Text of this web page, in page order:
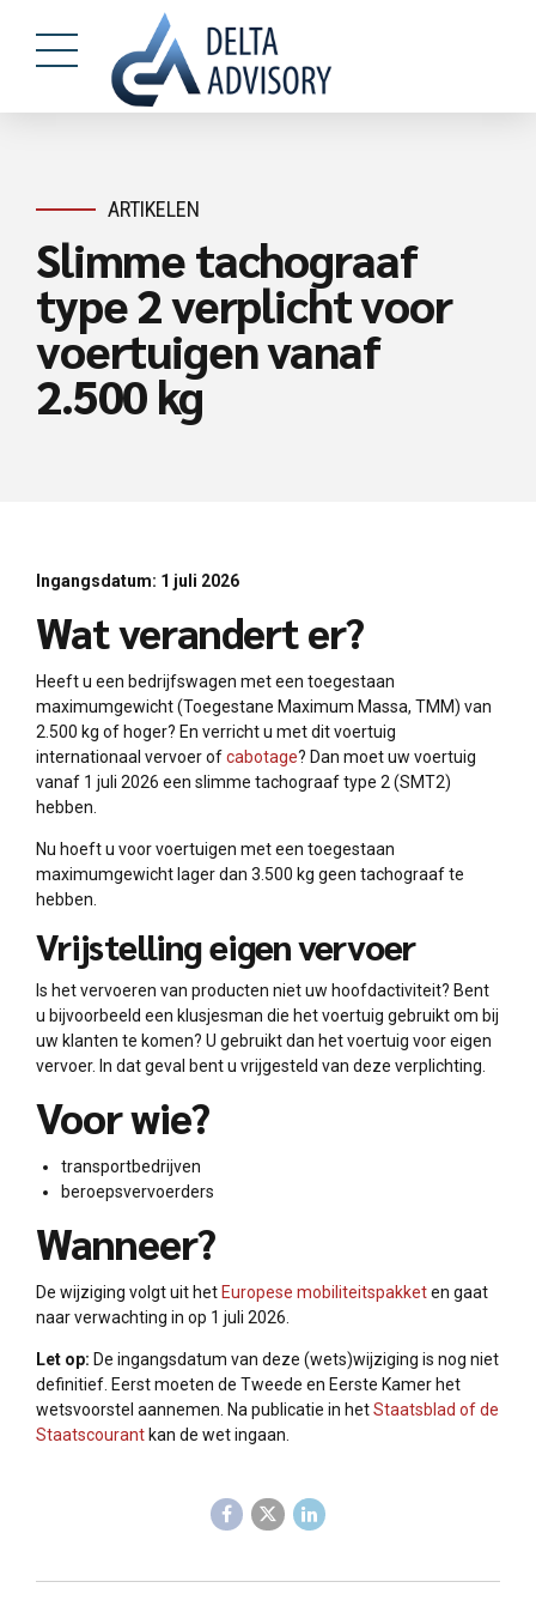
ARTIKELEN
Slimme tachograaf
type 2 verplicht voor
voertuigen vanaf
2.500 kg
Ingangsdatum: 1 juli 2026
Wat verandert er?
Heeft u een bedrijfswagen met een toegestaan
maximumgewicht (Toegestane Maximum Massa, TMM) van
2.500 kg of hoger? En verricht u met dit voertuig
internationaal vervoer ofcabotage? Dan moet uw voertuig
vanaf 1 juli 2026 een slimme tachograaf type 2 (SMT2)
hebben.
Nu hoeft u voor voertuigen met een toegestaan
maximumgewicht lager dan 3.500 kg geen tachograaf te
hebben.
Vrijstelling eigen vervoer
Is het vervoeren van producten niet uw hoofdactiviteit? Bent
u bijvoorbeeld een klusjesman die het voertuig gebruikt om bij
uw klanten te komen? U gebruikt dan het voertuig voor eigen
vervoer. In dat geval bent u vrijgesteld van deze verplichting.
Voor wie?
transportbedrijven
beroepsvervoerders
Wanneer?
De wijziging volgt uit hetEuropese mobiliteitspakketen gaat
naar verwachting in op 1 juli 2026.
Let op: De ingangsdatum van deze (wets)wijziging is nog niet
definitief. Eerst moeten de Tweede en Eerste Kamer het
wetsvoorstel aannemen. Na publicatie in hetStaatsblad of de
Staatscourantkan de wet ingaan.